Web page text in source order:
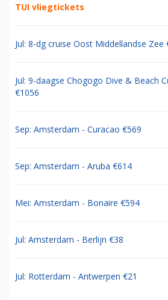
TUI vliegtickets
Jul: 8-dg cruise Oost Middellandse Zee
Jul: 9-daagse Chogogo Dive & Beach
€1056
Sep: Amsterdam - Curacao €569
Sep: Amsterdam - Aruba €614
Mei: Amsterdam - Bonaire €594
Jul: Amsterdam - Berlijn €38
Jul: Rotterdam - Antwerpen €21